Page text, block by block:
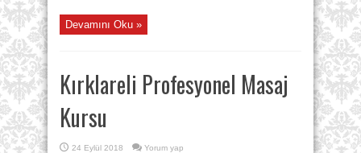
Devamını Oku »
Kırklareli Profesyonel Masaj
Kursu
24 Eylül 2018 Yorum yap